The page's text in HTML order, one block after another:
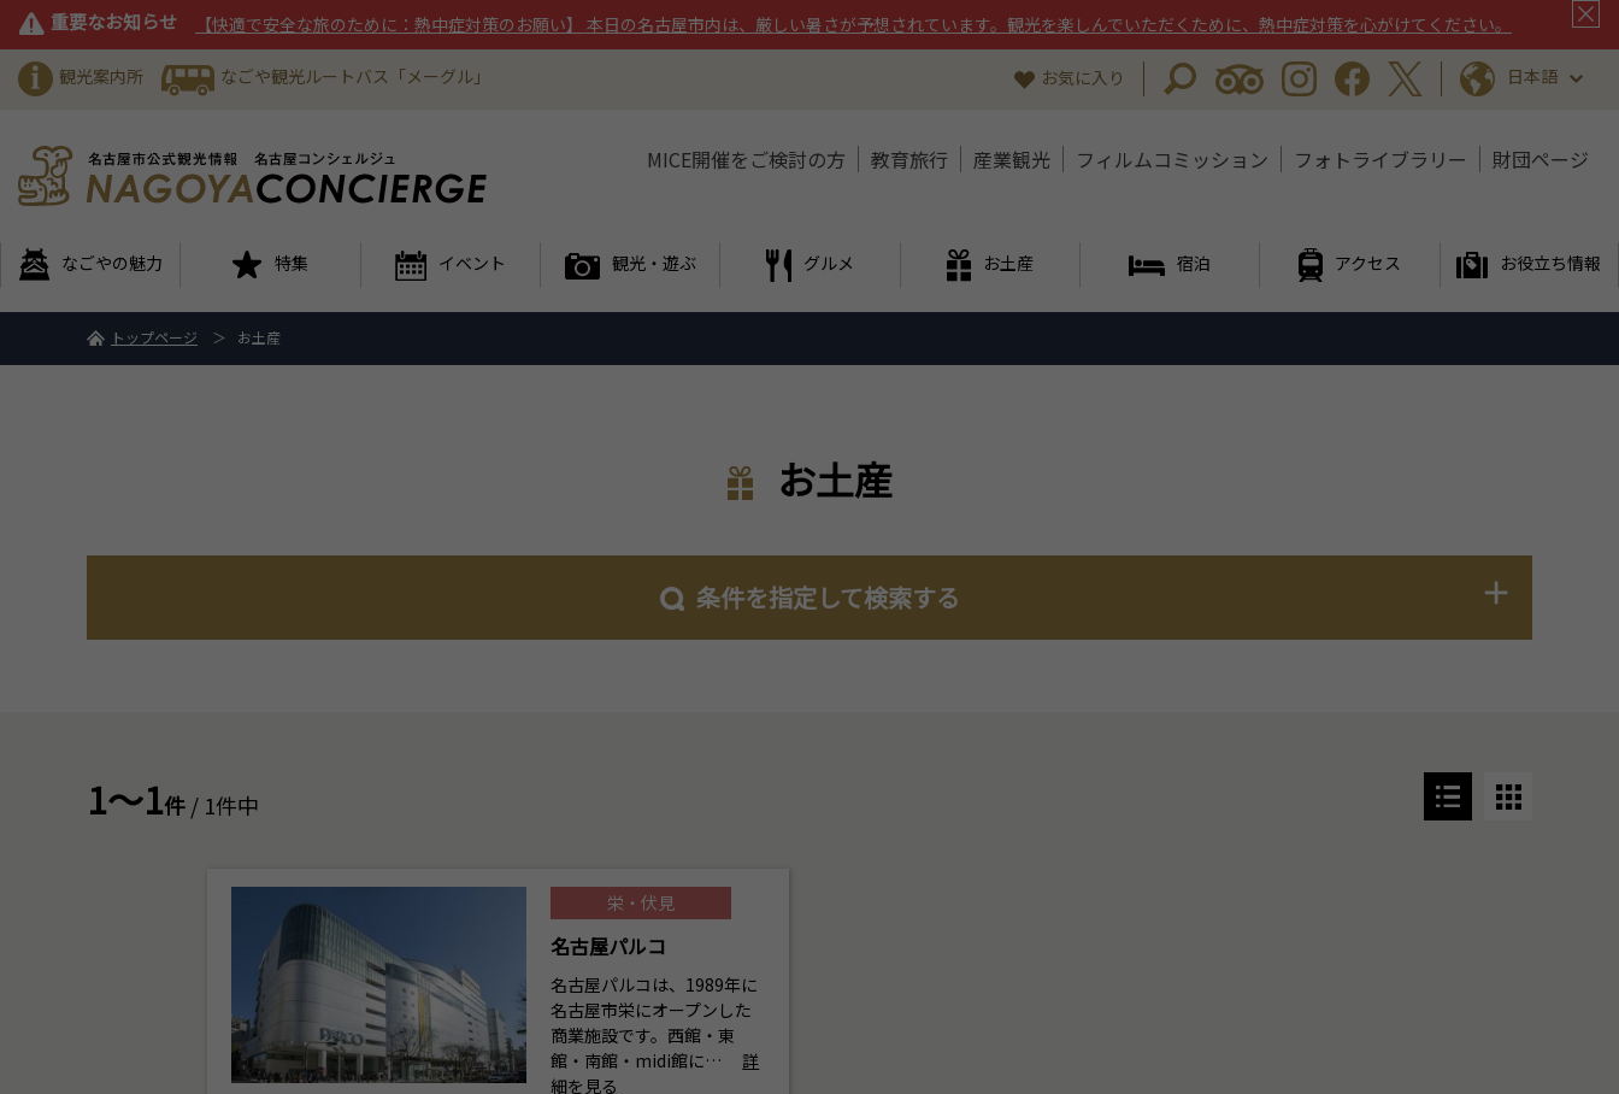
重要なお知らせ 【快適で安全な旅のために：熱中症対策のお願い】 本日の名古屋市内は、厳しい暑さが予想されています。観光を楽しんでいただくために、熱中症対策を心がけてください。
観光案内所 なごや観光ルートバス「メーグル」 お気に入り 日本語
MICE開催をご検討の方 教育旅行 産業観光 フィルムコミッション フォトライブラリー 財団ページ
なごやの魅力 特集 イベント 観光・遊ぶ グルメ お土産 宿泊 アクセス お役立ち情報
トップページ お土産
お土産
条件を指定して検索する
1～1件/ 1件中
栄・伏見
名古屋パルコ
名古屋パルコは、1989年に
名古屋市栄にオープンした
商業施設です。西館・東
館・南館・midi館に…
詳
細を見る